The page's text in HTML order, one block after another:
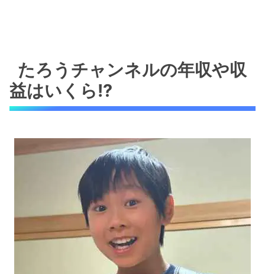
たろうチャンネルの年収や収
益はいくら!?